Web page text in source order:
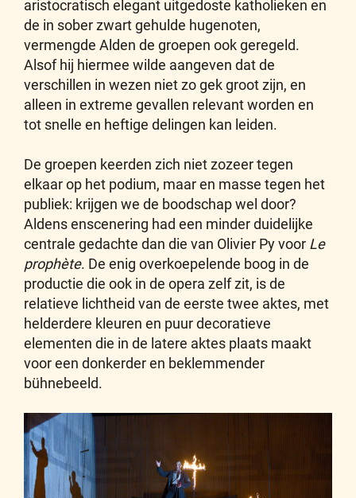
aristocratisch elegant uitgedoste katholieken en
de in sober zwart gehulde hugenoten,
vermengde Alden de groepen ook geregeld.
Alsof hij hiermee wilde aangeven dat de
verschillen in wezen niet zo gek groot zijn, en
alleen in extreme gevallen relevant worden en
tot snelle en heftige delingen kan leiden.
De groepen keerden zich niet zozeer tegen
elkaar op het podium, maar en masse tegen het
publiek: krijgen we de boodschap wel door?
Aldens enscenering had een minder duidelijke
centrale gedachte dan die van Olivier Py voor Le
prophète. De enig overkoepelende boog in de
productie die ook in de opera zelf zit, is de
relatieve lichtheid van de eerste twee aktes, met
helderdere kleuren en puur decoratieve
elementen die in de latere aktes plaats maakt
voor een donkerder en beklemmender
bühnebeeld.